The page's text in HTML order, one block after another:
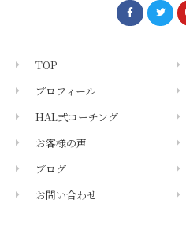
TOP
プロフィール
HAL式コーチング
お客様の声
ブログ
お問い合わせ